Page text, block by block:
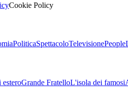
Cookie Policy
PoliticaSpettacoloTelevisionePeople
esteroGrande FratelloL'isola dei famosi